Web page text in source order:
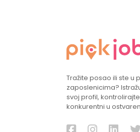
Tražite posao ili ste u
zaposlenicima?
svoj profil,
konkurentni u